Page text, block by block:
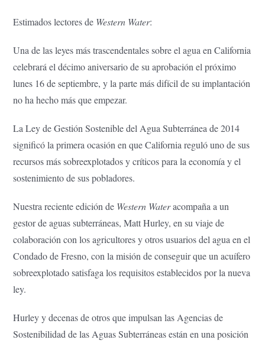
Estimados lectores de Western Water:
Una de las leyes más trascendentales sobre el agua en California
celebrará el décimo aniversario de su aprobación el próximo
lunes 16 de septiembre, y la parte más difícil de su implantación
no ha hecho más que empezar.
La Ley de Gestión Sostenible del Agua Subterránea de 2014
significó la primera ocasión en que California reguló uno de sus
recursos más sobreexplotados y críticos para la economía y el
sostenimiento de sus pobladores.
Nuestra reciente edición de Western Wateracompaña a un
gestor de aguas subterráneas, Matt Hurley, en su viaje de
colaboración con los agricultores y otros usuarios del agua en el
Condado de Fresno, con la misión de conseguir que un acuífero
sobreexplotado satisfaga los requisitos establecidos por la nueva
ley.
Hurley y decenas de otros que impulsan las Agencias de
Sostenibilidad de las Aguas Subterráneas están en una posición